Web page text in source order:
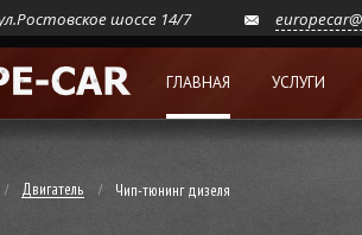
шоссе 14/7
ГЛАВНАЯ УСЛУГИ
Двигатель Чип-тюнинг дизеля